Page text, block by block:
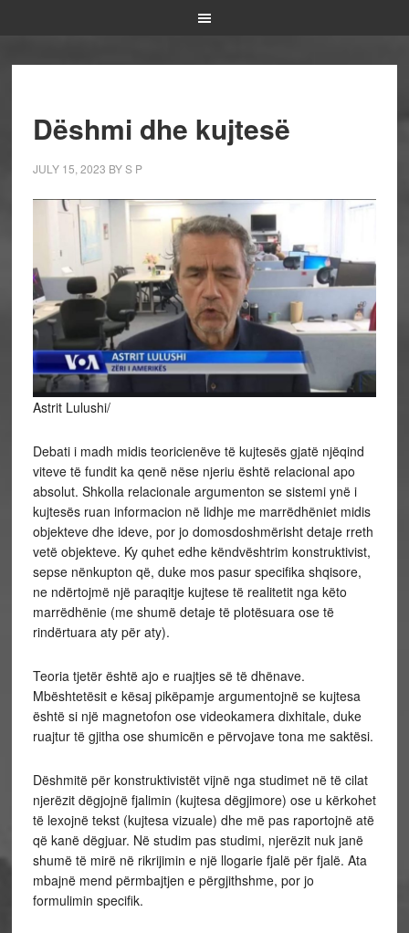
Dëshmi dhe kujtesë
JULY 15, 2023 BYS P
Astrit Lulushi/
Debati i madh midis teoricienëve të kujtesës gjatë njëqind
viteve të fundit ka qenë nëse njeriu është relacional apo
absolut. Shkolla relacionale argumenton se sistemi ynë i
kujtesës ruan informacion në lidhje me marrëdhëniet midis
objekteve dhe ideve, por jo domosdoshmërisht detaje rreth
vetë objekteve. Ky quhet edhe këndvështrim konstruktivist,
sepse nënkupton që, duke mos pasur specifika shqisore,
ne ndërtojmë një paraqitje kujtese të realitetit nga këto
marrëdhënie (me shumë detaje të plotësuara ose të
rindërtuara aty për aty).
Teoria tjetër është ajo e ruajtjes së të dhënave.
Mbështetësit e kësaj pikëpamje argumentojnë se kujtesa
është si një magnetofon ose videokamera dixhitale, duke
ruajtur të gjitha ose shumicën e përvojave tona me saktësi.
Dëshmitë për konstruktivistët vijnë nga studimet në të cilat
njerëzit dëgjojnë fjalimin (kujtesa dëgjimore) ose u kërkohet
të lexojnë tekst (kujtesa vizuale) dhe më pas raportojnë atë
që kanë dëgjuar. Në studim pas studimi, njerëzit nuk janë
shumë të mirë në rikrijimin e një llogarie fjalë për fjalë. Ata
mbajnë mend përmbajtjen e përgjithshme, por jo
formulimin specifik.